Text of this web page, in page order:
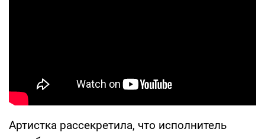
Артистка рассекретила, что исполнитель